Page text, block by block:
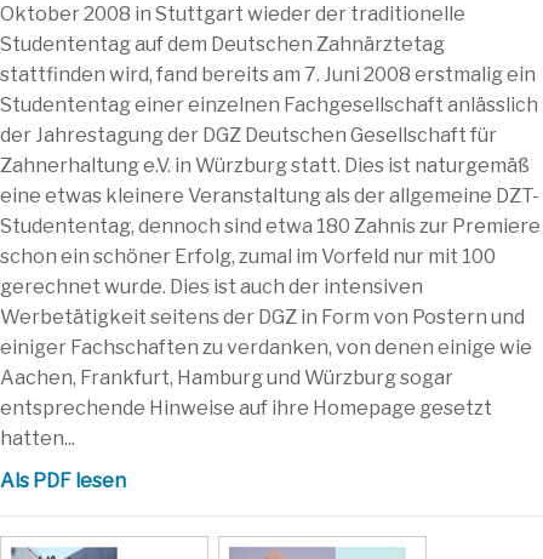
Oktober 2008 in Stuttgart wieder der traditionelle
Studententag auf dem Deutschen Zahnärztetag
stattfinden wird, fand bereits am 7. Juni 2008 erstmalig ein
Studententag einer einzelnen Fachgesellschaft anlässlich
der Jahrestagung der DGZ Deutschen Gesellschaft für
Zahnerhaltung e.V. in Würzburg statt. Dies ist naturgemäß
eine etwas kleinere Veranstaltung als der allgemeine DZT-
Studententag, dennoch sind etwa 180 Zahnis zur Premiere
schon ein schöner Erfolg, zumal im Vorfeld nur mit 100
gerechnet wurde. Dies ist auch der intensiven
Werbetätigkeit seitens der DGZ in Form von Postern und
einiger Fachschaften zu verdanken, von denen einige wie
Aachen, Frankfurt, Hamburg und Würzburg sogar
entsprechende Hinweise auf ihre Homepage gesetzt
hatten...
Als PDF lesen